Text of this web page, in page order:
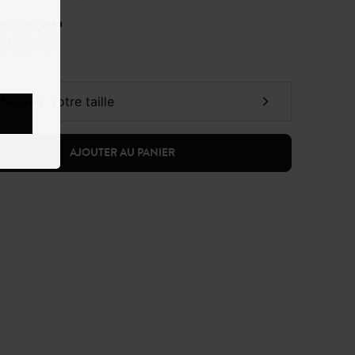
Imprimé Écru
votre taille
AJOUTER AU PANIER